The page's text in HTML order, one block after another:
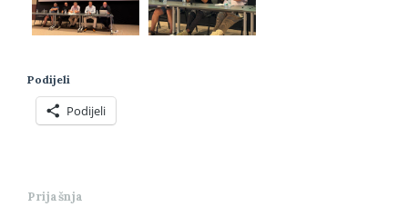
Podijeli
Podijeli
Prijašnja